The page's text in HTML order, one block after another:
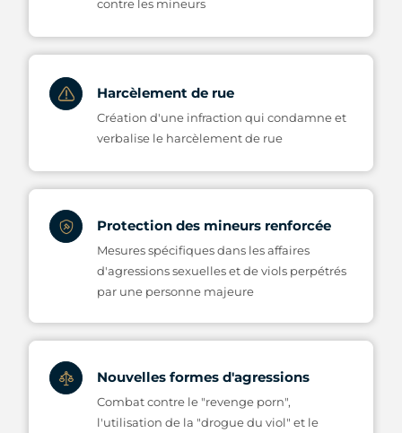
contre les mineurs
Harcèlement de rue
Création d'une infraction qui condamne et
verbalise le harcèlement de rue
Protection des mineurs renforcée
Mesures spécifiques dans les affaires
d'agressions sexuelles et de viols perpétrés
par une personne majeure
Nouvelles formes d'agressions
Combat contre le "revenge porn",
l'utilisation de la "drogue du viol" et le